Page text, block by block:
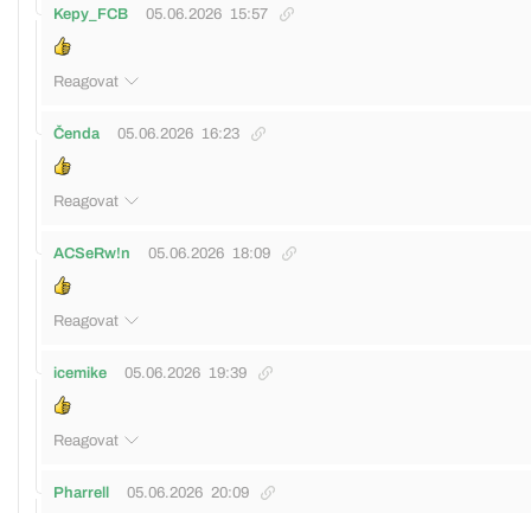
Kepy_FCB 05.06.2026 15:57
Reagovat
Čenda 05.06.2026 16:23
Reagovat
ACSeRw!n 05.06.2026 18:09
Reagovat
icemike 05.06.2026 19:39
Reagovat
Pharrell 05.06.2026 20:09